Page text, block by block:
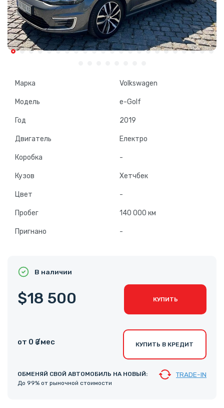
Марка Volkswagen
Модель e-Golf
Год 2019
Двигатель Електро
Коробка -
Кузов Хетчбек
Цвет -
Пробег 140 000 км
Пригнано -
В наличии
$18 500 КУПИТЬ
от 0 ₴ /мес КУПИТЬ В КРЕДИТ
ОБМЕНЯЙ СВОЙ АВТОМОБИЛЬ НА НОВЫЙ:
До 99% от рыночной стоимости
TRADE-IN